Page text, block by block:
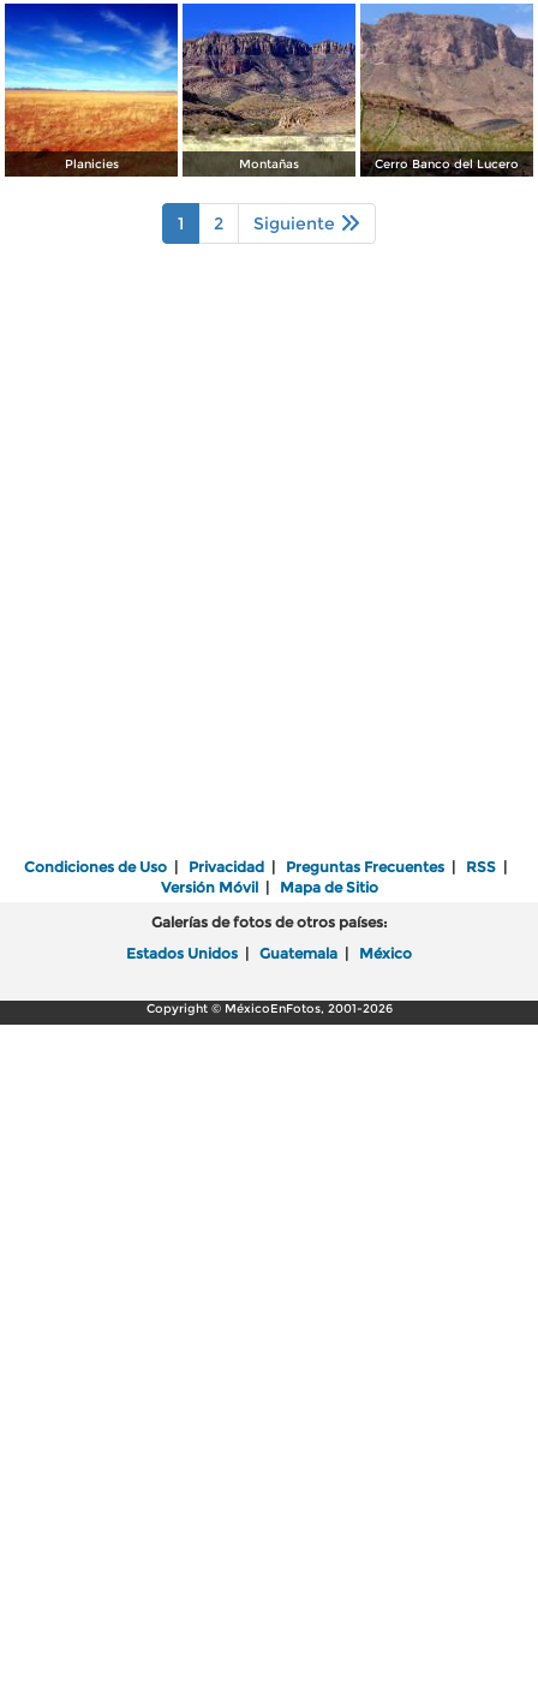
Planicies Montañas Cerro Banco del Lucero
1 2 Siguiente
Condiciones de Uso | Privacidad | Preguntas Frecuentes | RSS |
Versión Móvil| Mapa de Sitio
Galerías de fotos de otros países:
Estados Unidos | Guatemala | México
Copyright © MéxicoEnFotos, 2001-2026